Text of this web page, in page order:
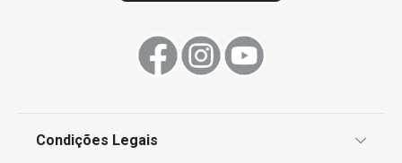
Condições Legais